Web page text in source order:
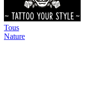
Tous
Nature